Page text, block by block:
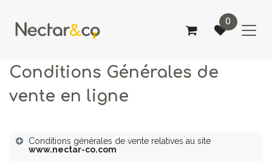
0
Conditions Générales de
vente en ligne
Conditions générales de vente relatives au site
www.nectar-co.com